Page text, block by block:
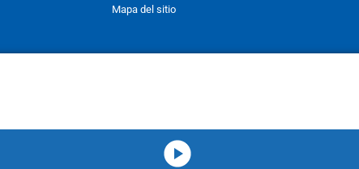
Mapa del sitio
su reproducción total o parcial, así como su traducción a
or in part, or translation without written permission is prohibited. All